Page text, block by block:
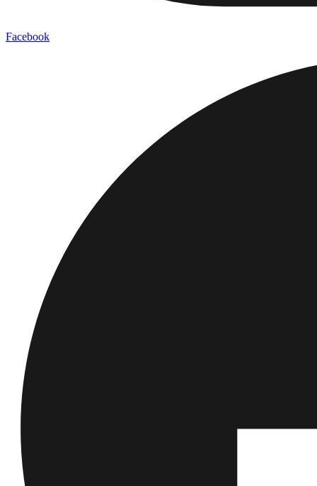
Facebook